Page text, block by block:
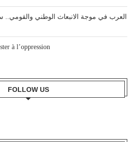
العرب في موجة الانبعاث الوطني والقومي..
à l’oppression
FOLLOW US